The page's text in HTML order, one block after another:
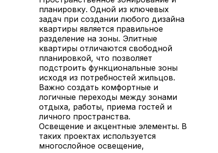
планировку. Одной из ключевых
задач при создании любого дизайна
квартиры является правильное
разделение на зоны. Элитные
квартиры отличаются свободной
планировкой, что позволяет
подстроить функциональные зоны
исходя из потребностей жильцов.
Важно создать комфортные и
логичные переходы между зонами
отдыха, работы, приема гостей и
личного пространства.
Освещение и акцентные элементы. В
таких проектах используется
многослойное освещение,